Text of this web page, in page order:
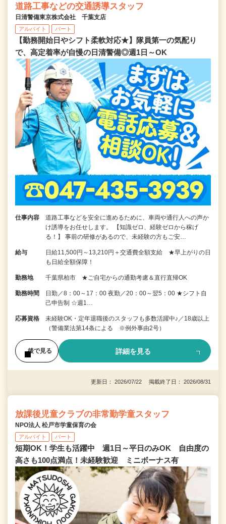
道路工事などの交通誘導スタッフ
日清警備東京株式会社 千葉支店
アルバイト パート
【勤務開始日やシフト柔軟対応★】隊員第一の気配り
で、高定着率が自慢の日清警備◎週1日～OK
仕事内容
道路工事などを安全に進めるために、車両や通行人への声か
け誘導をお任せします。 【知識ゼロ、経験ゼロから稼げ
る！】 事前の研修があるので、未経験の方もご安…
給与
日給11,500円～13,210円＋交通費全額支給 ★早上がりの日
も日給全額保障！
勤務地 千葉県柏市 ★ご自宅からの通勤考慮＆直行直帰OK
勤務時間
日勤／8：00～17：00 夜勤／20：00～翌5：00 ★シフト自
己申告制 ☆週1…
応募資格
未経験OK・定年退職後のスタッフも多数活躍中♪／18歳以上
（警備業法第14条による ※例外事由2号）
後で見る 詳細を見る
更新日： 2026/07/22 掲載終了日： 2026/08/31
放課後児童クラブの非常勤学童スタッフ
NPO法人 松戸市学童保育の会
アルバイト パート
短期OK！学生も活躍中 週1日～平日のみOK 自由度の
高さも100点満点！未経験歓迎 ミニボーナス有